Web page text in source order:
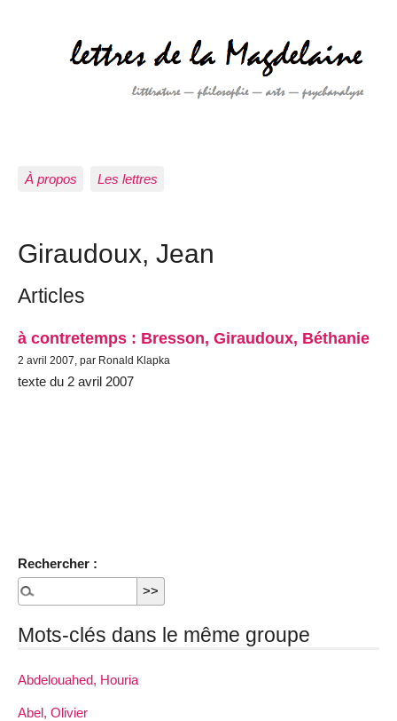
À propos Les lettres
Giraudoux, Jean
Articles
à contretemps : Bresson, Giraudoux, Béthanie
2 avril 2007, par Ronald Klapka
texte du 2 avril 2007
Rechercher :
Mots-clés dans le même groupe
Abdelouahed, Houria
Abel, Olivier